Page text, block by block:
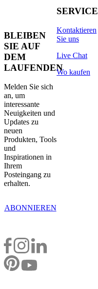
BLEIBEN
SIE AUF
DEM
LAUFENDEN
Melden Sie sich
an, um
interessante
Neuigkeiten und
Updates zu
neuen
Produkten, Tools
und
Inspirationen in
Ihrem
Posteingang zu
erhalten.
ABONNIEREN
SERVICE
Kontaktieren
Sie uns
Live Chat
Wo kaufen